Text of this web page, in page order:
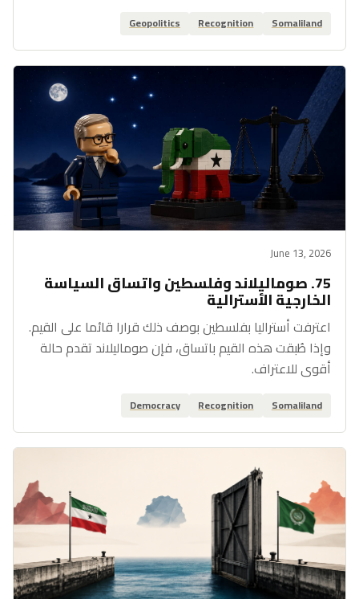
Somaliland
Recognition
Geopolitics
June 13, 2026
75. صوماليلاند وفلسطين واتساق السياسة
الخارجية الأسترالية
اعترفت أستراليا بفلسطين بوصف ذلك قرارا قائما على القيم.
وإذا طُبقت هذه القيم باتساق، فإن صوماليلاند تقدم حالة
أقوى للاعتراف.
Somaliland
Recognition
Democracy